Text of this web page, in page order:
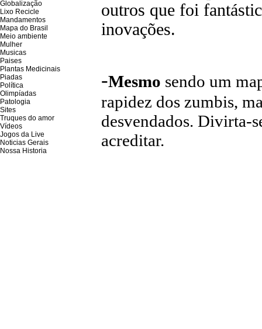
Globalização
Lixo Recicle
Mandamentos
Mapa do Brasil
Meio ambiente
Mulher
Musicas
Paises
Plantas Medicinais
Piadas
Política
Olimpíadas
Patologia
Sites
Truques do amor
Vídeos
Jogos da Live
Noticias Gerais
Nossa Historia
outros que foi
inovações.
-Mesmo sendo um
rapidez dos zumbis,
desvendados. Divirta-
acreditar.